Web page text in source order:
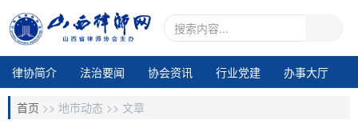
律协简介 法治要闻 协会资讯 行业党建
办事大厅
地市动态
业务交流
首页 >> 地市动态 >> 文章